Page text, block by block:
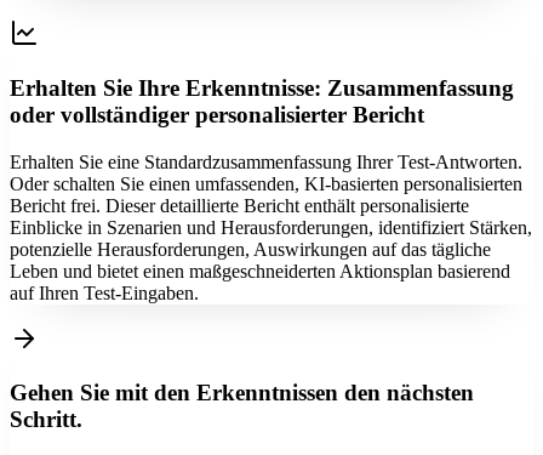
Erhalten Sie Ihre Erkenntnisse: Zusammenfassung
oder vollständiger personalisierter Bericht
Erhalten Sie eine Standardzusammenfassung Ihrer Test-Antworten.
Oder schalten Sie einen umfassenden, KI-basierten personalisierten
Bericht frei. Dieser detaillierte Bericht enthält personalisierte
Einblicke in Szenarien und Herausforderungen, identifiziert Stärken,
potenzielle Herausforderungen, Auswirkungen auf das tägliche
Leben und bietet einen maßgeschneiderten Aktionsplan basierend
auf Ihren Test-Eingaben.
Gehen Sie mit den Erkenntnissen den nächsten
Schritt.